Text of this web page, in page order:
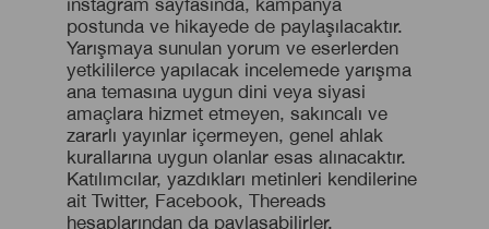
instagram sayfasında, kampanya
postunda ve hikayede de paylaşılacaktır.
Yarışmaya sunulan yorum ve eserlerden
yetkililerce yapılacak incelemede yarışma
ana temasına uygun dini veya siyasi
amaçlara hizmet etmeyen, sakıncalı ve
zararlı yayınlar içermeyen, genel ahlak
kurallarına uygun olanlar esas alınacaktır.
Katılımcılar, yazdıkları metinleri kendilerine
ait Twitter, Facebook, Thereads
hesaplarından da paylaşabilirler.